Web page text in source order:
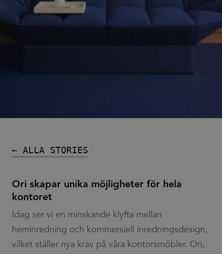
återförsäljare
Designers
← ALLA STORIES
Ori skapar unika möjligheter för hela
kontoret
Idag ser vi en minskande klyfta mellan
heminredning och kommersiell inredningsdesign,
vilket ställer nya krav på våra kontorsmöbler. Ori,